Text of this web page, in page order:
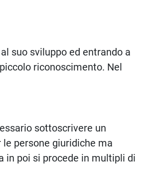
suo sviluppo ed entrando a
riconoscimento. Nel
sottoscrivere un
persone giuridiche ma
in poi si procede in multipli di